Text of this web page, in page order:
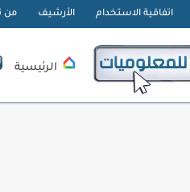
اتفاقية الاستخدام الأرشيف من
الرئيسية